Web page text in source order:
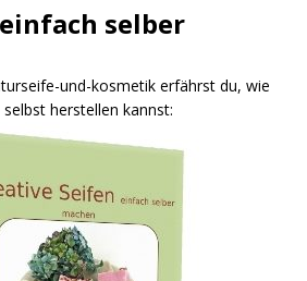
selber
und-kosmetik erfährst du, wie
herstellen kannst: